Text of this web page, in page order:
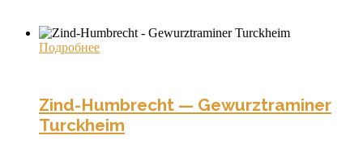
Подробнее
Zind-Humbrecht — Gewurztraminer
Turckheim